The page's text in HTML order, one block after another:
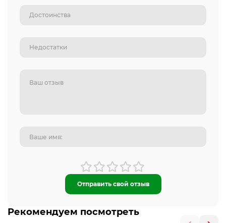
Отправить свой отзыв
Рекомендуем посмотреть